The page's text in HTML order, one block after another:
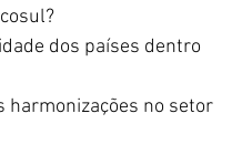
dos países dentro
harmonizações no setor